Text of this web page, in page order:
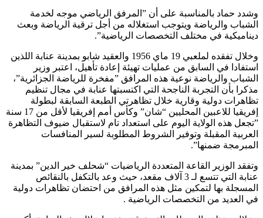
وشدد حماد بالمناسبة على أن ”المرفق الرياضي موجه لخدمة
الشباب والرياضة ويتوجب استغلاله من أجل ترقية الرياضة وبعث
ديناميكية في مختلف التخصصات الرياضية”.
وخلال تفقده لملعبي 19 ماي 1956 والعقيد شابو بمدينة عنابة اللذين
استفادا في السابق من عمليات تهيئة إعادة تأهيل، اعتبر وزير
الشباب والرياضة نوعية هذه المرافق ”مفخرة للرياضة الجزائرية”،
مذكرا بأن التجربة الناجحة التي اكتسبتها عنابة في مجال تنظيم
تظاهرات دولية وقارية خلال تظاهرتي الطبعة السابقة لبطولة
إفريقيا للاعبين المحليين “شان” وكأس أمم إفريقيا لأقل من 17 سنة
”تجعل هذه الولاية اليوم على استعداد تام لاستقبال ضيوف التظاهرة
العربية المقبلة وتوفير الشروط المطلوبة لسير المنافسات
المبرمجة ضمنها”.
وتفقد الوزير القاعة المتعددة الرياضيات “شحلف خير الدين” بمدينة
عنابة التي تتسع لـ 3 آلاف مقعد، حيث وعد بالتكفل بالنقائص
المسجلة بها لتمكين مثل هذه المرافق من احتضان تظاهرات دولية
في العديد من التخصصات الرياضية .